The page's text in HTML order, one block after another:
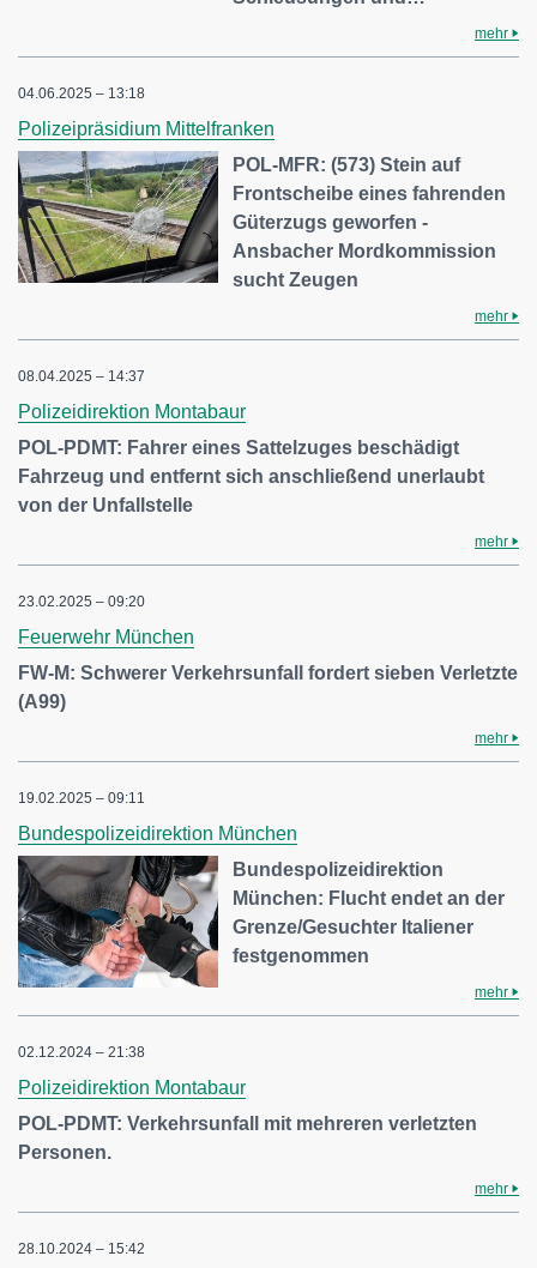
mehr
04.06.2025 – 13:18
Polizeipräsidium Mittelfranken
POL-MFR: (573) Stein auf
Frontscheibe eines fahrenden
Güterzugs geworfen -
Ansbacher Mordkommission
sucht Zeugen
mehr
08.04.2025 – 14:37
Polizeidirektion Montabaur
POL-PDMT: Fahrer eines Sattelzuges beschädigt
Fahrzeug und entfernt sich anschließend unerlaubt
von der Unfallstelle
mehr
23.02.2025 – 09:20
Feuerwehr München
FW-M: Schwerer Verkehrsunfall fordert sieben Verletzte
(A99)
mehr
19.02.2025 – 09:11
Bundespolizeidirektion München
Bundespolizeidirektion
München: Flucht endet an der
Grenze/Gesuchter Italiener
festgenommen
mehr
02.12.2024 – 21:38
Polizeidirektion Montabaur
POL-PDMT: Verkehrsunfall mit mehreren verletzten
Personen.
mehr
28.10.2024 – 15:42